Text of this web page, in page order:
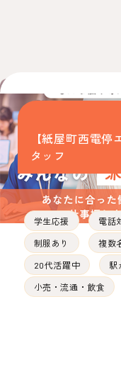
【紙屋町西電
タッフ
学生応援 電話
制服あり 複数
20代活躍中 駅
小売・流通・飲食